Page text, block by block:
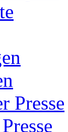
Presse